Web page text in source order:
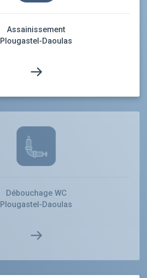
Assainissement
Plougastel-Daoulas
Débouchage WC
Plougastel-Daoulas